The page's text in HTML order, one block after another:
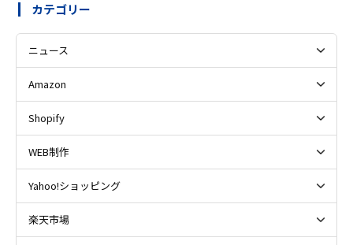
カテゴリー
ニュース
Amazon
Shopify
WEB制作
Yahoo!ショッピング
楽天市場